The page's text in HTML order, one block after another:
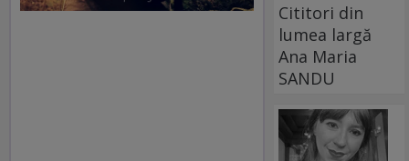
Cititori din
lumea largă
Ana Maria
SANDU